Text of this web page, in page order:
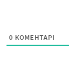
0 КОМЕНТАРІ